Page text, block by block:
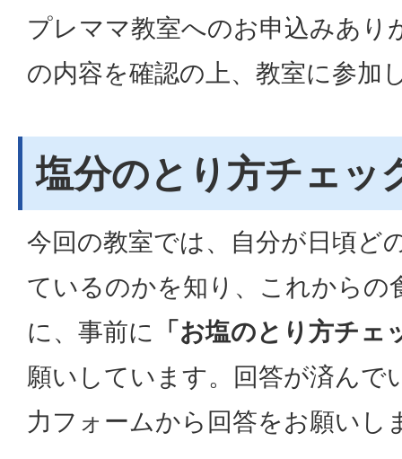
プレママ教室へのお申込みあり
の内容を確認の上、教室に参加
塩分のとり方チェッ
今回の教室では、自分が日頃ど
ているのかを知り、これからの
に、事前に 「お塩のとり方チェ
願いしています。回答が済んで
力フォームから回答をお願いし